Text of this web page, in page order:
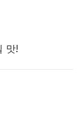
맛!